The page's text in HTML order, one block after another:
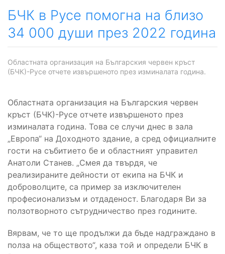
БЧК в Русе помогна на близо
34 000 души през 2022 година
Областната организация на Българския червен кръст
(БЧК)-Русе отчете извършеното през изминалата година.
Областната организация на Българския червен
кръст (БЧК)-Русе отчете извършеното през
изминалата година. Това се случи днес в зала
„Европа“ на Доходното здание, а сред официалните
гости на събитието бе и областният управител
Анатоли Станев. „Смея да твърдя, че
реализираните дейности от екипа на БЧК и
доброволците, са пример за изключителен
професионализъм и отдаденост. Благодаря Ви за
ползотворното сътрудничество през годините.
Вярвам, че то ще продължи да бъде надграждано в
полза на обществото“, каза той и определи БЧК в